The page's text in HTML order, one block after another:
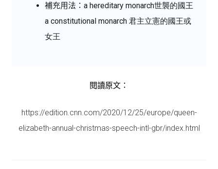
補充用法： a hereditary monarch世襲的國王
a constitutional monarch 君主立憲的國王或
女王
閱讀原文：
https://edition.cnn.com/2020/12/25/europe/queen-
elizabeth-annual-christmas-speech-intl-gbr/index.html